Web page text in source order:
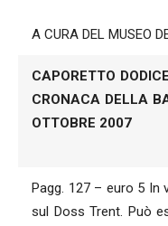
A CURA DEL MUSEO
CAPORETTO
CRONACA DELLA
OTTOBRE 2007
Pagg. 127 – euro 5 In
sul Doss Trent. Può